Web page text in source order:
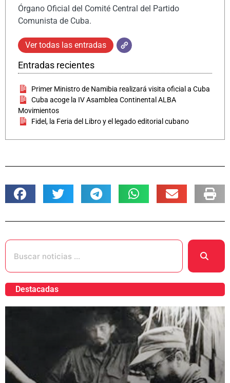
Órgano Oficial del Comité Central del Partido
Comunista de Cuba.
Ver todas las entradas
Entradas recientes
Primer Ministro de Namibia realizará visita oficial a Cuba
Cuba acoge la IV Asamblea Continental ALBA
Movimientos
Fidel, la Feria del Libro y el legado editorial cubano
Destacadas